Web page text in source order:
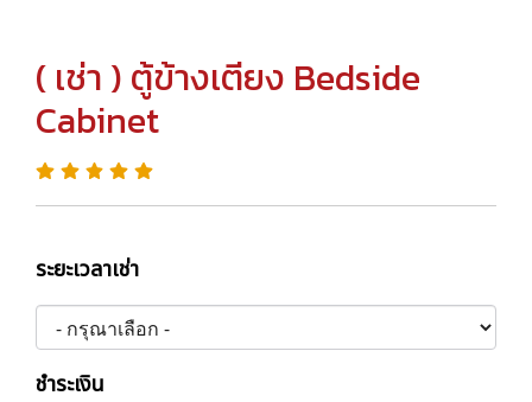
( เช่า ) ตู้ข้างเตียง Bedside
Cabinet
ระยะเวลาเช่า
ชำระเงิน